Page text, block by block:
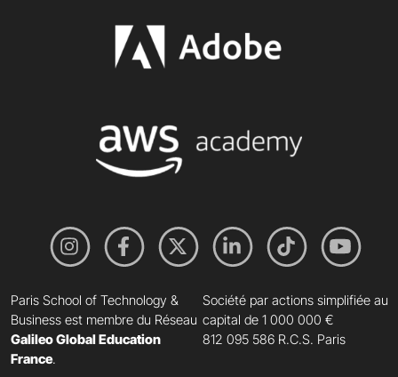
Paris School of Technology &
Business est membre du Réseau
Galileo Global Education
France.
Société par actions simplifiée au
capital de 1 000 000 €
812 095 586 R.C.S. Paris